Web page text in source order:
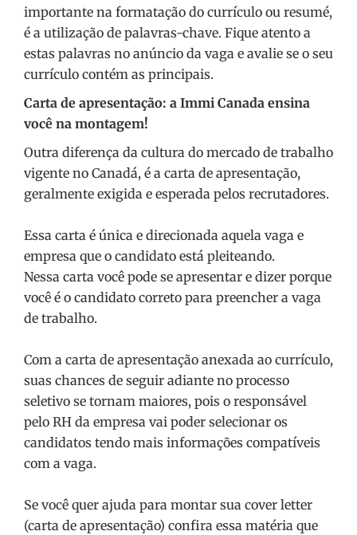
importante na formatação do currículo ou resumé,
é a utilização de palavras-chave. Fique atento a
estas palavras no anúncio da vaga e avalie se o seu
currículo contém as principais.
Carta de apresentação: a Immi Canada ensina
você na montagem!
Outra diferença da cultura do mercado de trabalho
vigente no Canadá, é a carta de apresentação,
geralmente exigida e esperada pelos recrutadores.
Essa carta é única e direcionada aquela vaga e
empresa que o candidato está pleiteando.
Nessa carta você pode se apresentar e dizer porque
você é o candidato correto para preencher a vaga
de trabalho.
Com a carta de apresentação anexada ao currículo,
suas chances de seguir adiante no processo
seletivo se tornam maiores, pois o responsável
pelo RH da empresa vai poder selecionar os
candidatos tendo mais informações compatíveis
com a vaga.
Se você quer ajuda para montar sua cover letter
(carta de apresentação) confira essa matéria que